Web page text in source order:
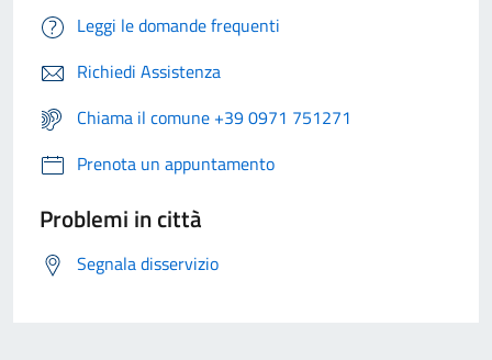
Leggi le domande frequenti
Richiedi Assistenza
Chiama il comune +39 0971 751271
Prenota un appuntamento
Problemi in città
Segnala disservizio